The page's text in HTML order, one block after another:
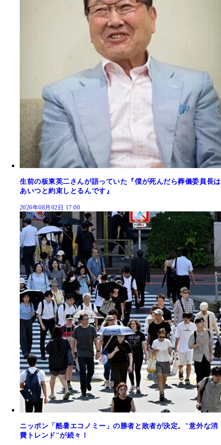
生前の板東英二さんが語っていた『僕が死んだら葬儀委員長は
あいつと約束しとるんです』
2026年08月02日 17:00
ニッポン「酷暑エコノミー」の勝者と敗者が決定。"意外な消
費トレンド"が続々！